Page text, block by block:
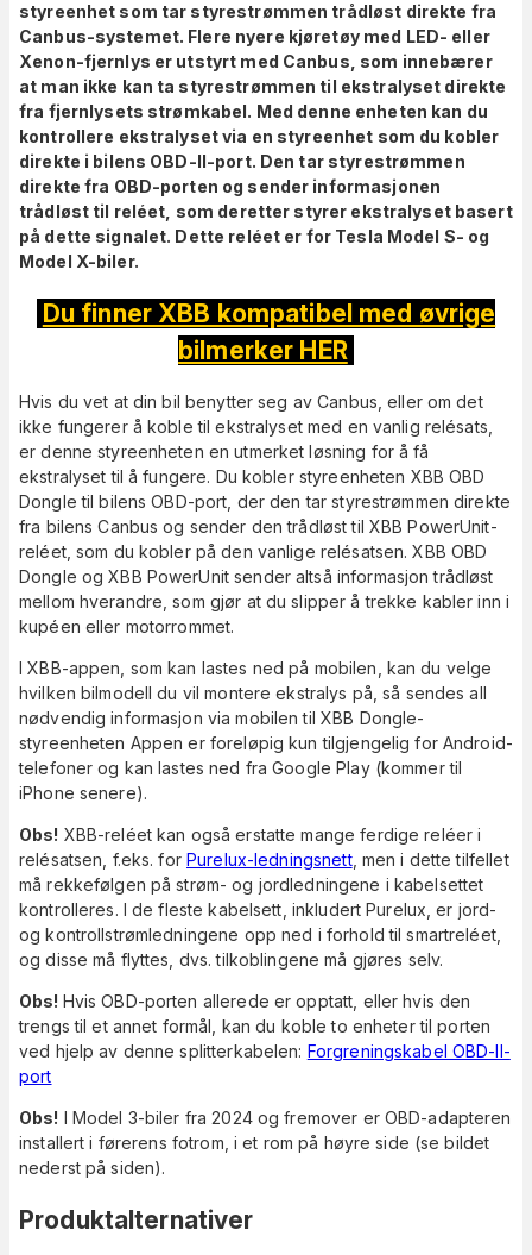
styreenhet som tar styrestrømmen trådløst direkte fra
Canbus-systemet. Flere nyere kjøretøy med LED- eller
Xenon-fjernlys er utstyrt med Canbus, som innebærer
at man ikke kan ta styrestrømmen til ekstralyset direkte
fra fjernlysets strømkabel. Med denne enheten kan du
kontrollere ekstralyset via en styreenhet som du kobler
direkte i bilens OBD-II-port. Den tar styrestrømmen
direkte fra OBD-porten og sender informasjonen
trådløst til reléet, som deretter styrer ekstralyset basert
på dette signalet. Dette reléet er for Tesla Model S- og
Model X-biler.
Du finner XBB kompatibel med øvrige
bilmerker HER
Hvis du vet at din bil benytter seg av Canbus, eller om det
ikke fungerer å koble til ekstralyset med en vanlig relésats,
er denne styreenheten en utmerket løsning for å få
ekstralyset til å fungere. Du kobler styreenheten XBB OBD
Dongle til bilens OBD-port, der den tar styrestrømmen direkte
fra bilens Canbus og sender den trådløst til XBB PowerUnit-
reléet, som du kobler på den vanlige relésatsen. XBB OBD
Dongle og XBB PowerUnit sender altså informasjon trådløst
mellom hverandre, som gjør at du slipper å trekke kabler inn i
kupéen eller motorrommet.
I XBB-appen, som kan lastes ned på mobilen, kan du velge
hvilken bilmodell du vil montere ekstralys på, så sendes all
nødvendig informasjon via mobilen til XBB Dongle-
styreenheten Appen er foreløpig kun tilgjengelig for Android-
telefoner og kan lastes ned fra Google Play (kommer til
iPhone senere).
Obs! XBB-reléet kan også erstatte mange ferdige reléer i
relésatsen, f.eks. forPurelux-ledningsnett, men i dette tilfellet
må rekkefølgen på strøm- og jordledningene i kabelsettet
kontrolleres. I de fleste kabelsett, inkludert Purelux, er jord-
og kontrollstrømledningene opp ned i forhold til smartreléet,
og disse må flyttes, dvs. tilkoblingene må gjøres selv.
Obs! Hvis OBD-porten allerede er opptatt, eller hvis den
trengs til et annet formål, kan du koble to enheter til porten
ved hjelp av denne splitterkabelen: Forgreningskabel OBD-II-
port
Obs! I Model 3-biler fra 2024 og fremover er OBD-adapteren
installert i førerens fotrom, i et rom på høyre side (se bildet
nederst på siden).
Produktalternativer